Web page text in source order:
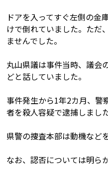
ドアを入ってすぐ左側の金
けで倒れていました。ただ
ませんでした。
丸山県議は事件当時、議会
どと話していました。
事件発生から1年2カ月、警
者を殺人容疑で逮捕しました
県警の捜査本部は動機など
なお、認否については明ら